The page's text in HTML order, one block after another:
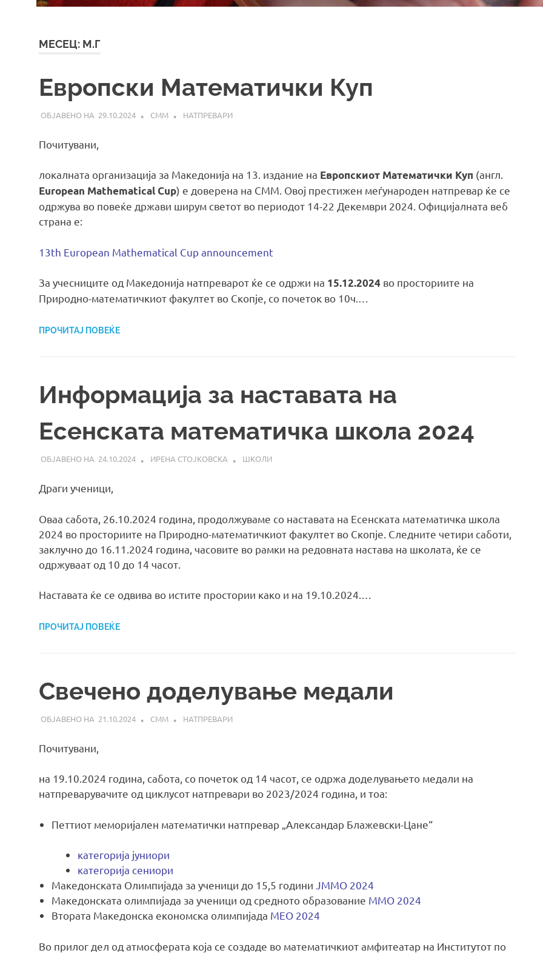
МЕСЕЦ: М.Г
Европски Математички Куп
29.10.2024 СММ НАТПРЕВАРИ
Почитувани,
локалната организација за Македонија на 13. издание на Европскиот Математички Куп (англ.
European Mathematical Cup) е доверена на СММ. Овој престижен меѓународен натпревар ќе се
одржува во повеќе држави ширум светот во периодот 14-22 Декември 2024. Официјалната веб
страна е:
13th European Mathematical Cup announcement
За учесниците од Македонија натпреварот ќе се одржи на 15.12.2024 во просториите на
Природно-математичкиот факултет во Скопје, со почеток во 10ч.…
ПРОЧИТАЈ ПОВЕЌЕ
Информација за наставата на
Есенската математичка школа 2024
24.10.2024 ИРЕНА СТОЈКОВСКА ШКОЛИ
Драги ученици,
Оваа сабота, 26.10.2024 година, продолжуваме со наставата на Есенската математичка школа
2024 во просториите на Природно-математичкиот факултет во Скопје. Следните четири саботи,
заклучно до 16.11.2024 година, часовите во рамки на редовната настава на школата, ќе се
одржуваат од 10 до 14 часот.
Наставата ќе се одвива во истите простории како и на 19.10.2024.…
ПРОЧИТАЈ ПОВЕЌЕ
Свечено доделување медали
21.10.2024 СММ НАТПРЕВАРИ
Почитувани,
на 19.10.2024 година, сабота, со почеток од 14 часот, се одржа доделувањето медали на
натпреварувачите од циклусот натпревари во 2023/2024 година, и тоа:
Петтиот меморијален математички натпревар „Александар Блажевски-Цане“
категорија јуниори
категорија сениори
Македонската Олимпијада за ученици до 15,5 години ЈММО 2024
Македонската олимпијада за ученици од средното образование ММО 2024
Втората Македонска економска олимпијада МЕО 2024
Во прилог дел од атмосферата која се создаде во математичкиот амфитеатар на Институтот по